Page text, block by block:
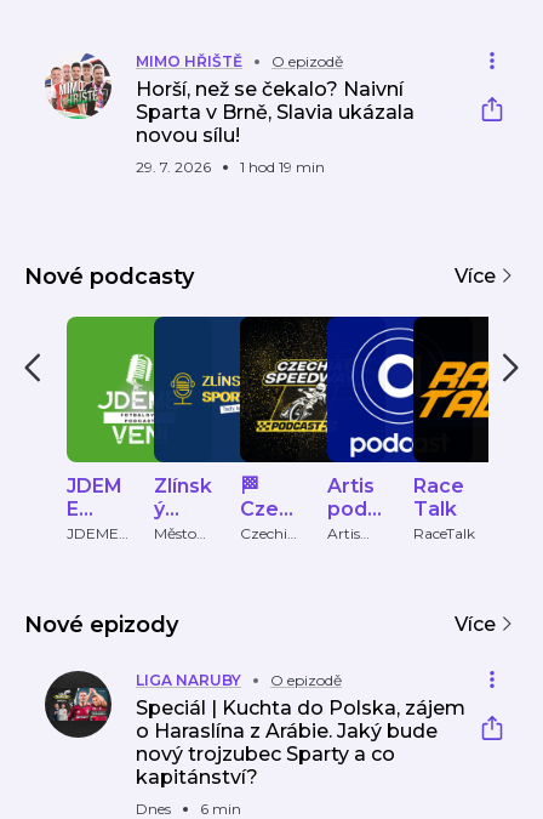
MIMO HŘIŠTĚ O epizodě
Horší, než se čekalo? Naivní
Sparta v Brně, Slavia ukázala
novou sílu!
29. 7. 2026 1 hod 19 min
Nové podcasty Více
JDEM
E
VEN!
JDEME
Zlínsk
ý
Sport
Město
🏁
Czec
hia
podc
ast
české
ploch
é
dráhy!
Czechia
Artis
podc
ast
Artis
Race
Talk
RaceTalk
Nové epizody Více
LIGA NARUBY O epizodě
Speciál | Kuchta do Polska, zájem
o Haraslína z Arábie. Jaký bude
nový trojzubec Sparty a co
kapitánství?
Dnes 6 min